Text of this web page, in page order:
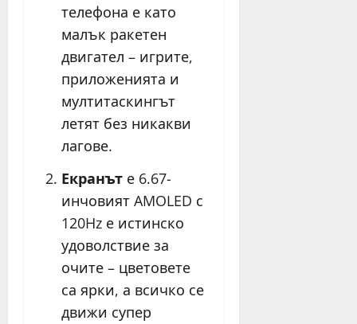
телефона е като
малък ракетен
двигател – игрите,
приложенията и
мултитаскингът
летят без никакви
лагове.
Екранът е 6.67-
инчовият AMOLED с
120Hz е истинско
удоволствие за
очите – цветовете
са ярки, а всичко се
движи супер